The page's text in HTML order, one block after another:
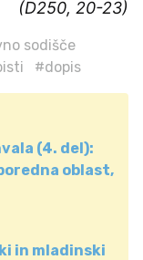
(D250, 20-23)
sodišče
#dopis
(4. del):
oblast,
in mladinski